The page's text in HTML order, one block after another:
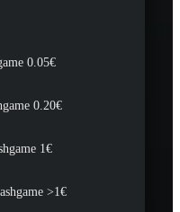
0.05€
0.20€
1€
>1€